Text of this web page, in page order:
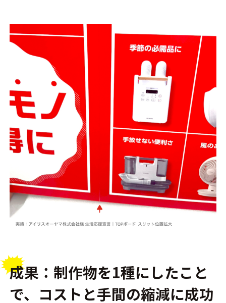
成果：制作物を1種にしたこと
で、コストと手間の縮減に成功